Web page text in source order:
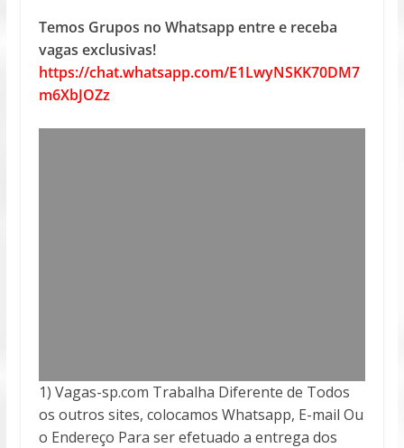
Temos Grupos no Whatsapp entre e receba
vagas exclusivas!
https://chat.whatsapp.com/E1LwyNSKK70DM7
m6XbJOZz
1) Vagas-sp.com Trabalha Diferente de Todos
os outros sites, colocamos Whatsapp, E-mail Ou
o Endereço Para ser efetuado a entrega dos